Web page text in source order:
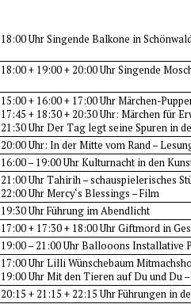
18:00 Uhr Singende Balkone in
18:00 + 19:00 + 20:00 Uhr Singende
15:00 + 16:00 + 17:00 Uhr Märchen-
17:45 + 18:30 + 20:30 Uhr: Märchen für
21:30 Uhr Der Tag legt seine Spuren in
20:00 Uhr: In der Mitte vom Rand –
16:00 – 19:00 Uhr Kulturnacht in den
21:00 Uhr Tahirih – schauspielerisches
22:00 Uhr Mercy‘s Blessings – Film
19:30 Uhr Führung im Abendlicht
17:00 + 17:30 + 18:00 Uhr Giftmord in
19:00 – 21:00 Uhr Ballooons
17:00 Uhr Lilli Wünschebaum
19:00 Uhr Mit den Tieren auf Du und Du
20:15 + 21:15 + 22:15 Uhr Führungen in